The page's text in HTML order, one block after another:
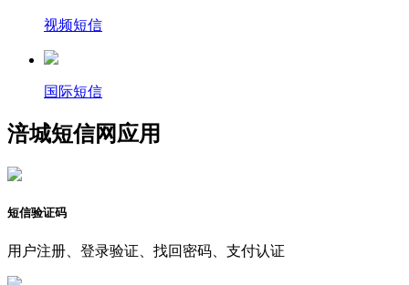
视频短信
国际短信
涪城短信网应用
短信验证码
用户注册、登录验证、找回密码、支付认证